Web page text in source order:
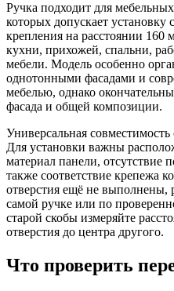
Ручка подходит для
которых допускает установку
крепления на расстоянии 160
кухни, прихожей, спальни,
мебели. Модель особенно
однотонными фасадами и
мебелью, однако
фасада и общей композиции.
Универсальная
Для установки важны
материал панели, отсутствие
также соответствие крепежа
отверстия ещё не выполнены,
самой ручке или по
старой скобы измеряйте
отверстия до центра другого.
Что проверить